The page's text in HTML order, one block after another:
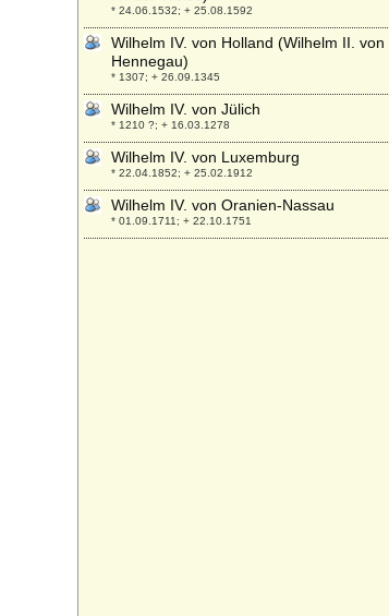
* 24.06.1532; + 25.08.1592
Wilhelm IV. von Holland (Wilhelm II. von
Hennegau)
* 1307; + 26.09.1345
Wilhelm IV. von Jülich
* 1210 ?; + 16.03.1278
Wilhelm IV. von Luxemburg
* 22.04.1852; + 25.02.1912
Wilhelm IV. von Oranien-Nassau
* 01.09.1711; + 22.10.1751